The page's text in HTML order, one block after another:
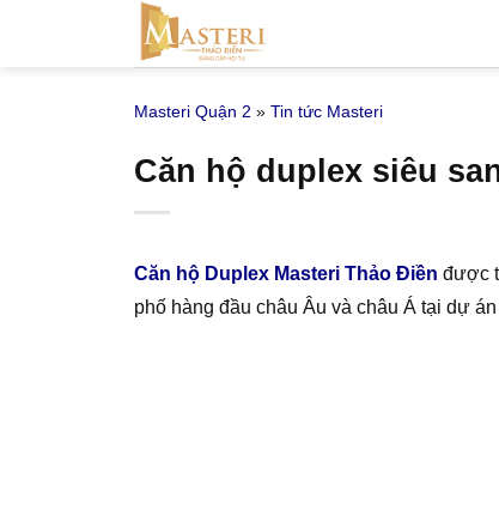
Masteri Quận 2 » Tin tức Masteri
Căn hộ duplex siêu
Căn hộ Duplex Masteri Thảo Điền được
phố hàng đầu châu Âu và châu Á tại dự